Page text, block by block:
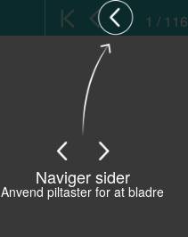
Naviger sider
Anvend piltaster for at bladre
1 / 116